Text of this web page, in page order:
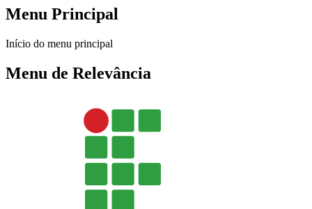
Menu Principal
Início do menu principal
Menu de Relevância